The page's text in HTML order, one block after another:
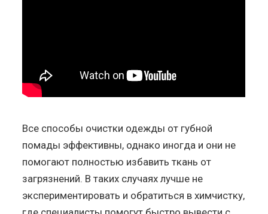
Все способы очистки одежды от губной
помады эффективны, однако иногда и они не
помогают полностью избавить ткань от
загрязнений. В таких случаях лучше не
экспериментировать и обратиться в химчистку,